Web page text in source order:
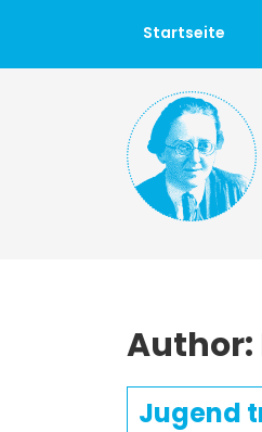
Startseite
Author:
Jugend